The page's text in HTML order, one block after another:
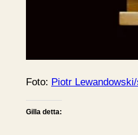
Foto: Piotr
Gilla detta: